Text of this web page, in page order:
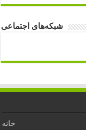
شبکه‌های اجتماعی
خانه